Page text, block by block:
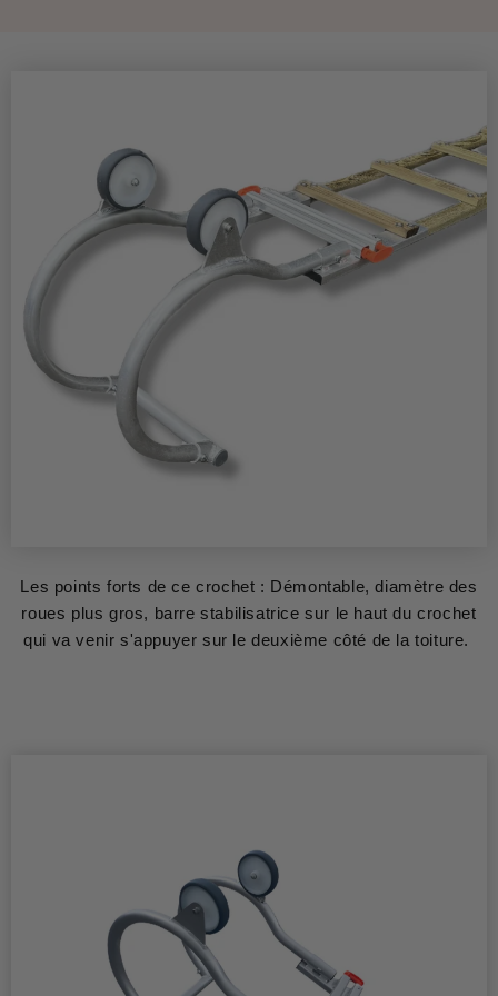
Les points forts de ce crochet : Démontable, diamètre des
roues plus gros, barre stabilisatrice sur le haut du crochet
qui va venir s'appuyer sur le deuxième côté de la toiture.